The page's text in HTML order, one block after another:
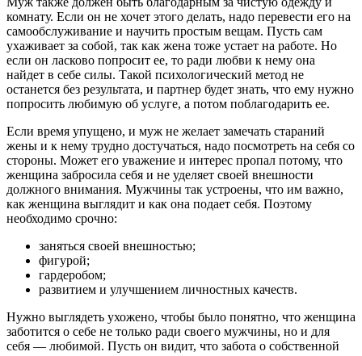
комнату. Если он не хочет этого делать, надо перевести его на
самообслуживание и научить простым вещам. Пусть сам
ухаживает за собой, так как жена тоже устает на работе. Но
если он ласково попросит ее, то ради любви к нему она
найдет в себе силы. Такой психологический метод не
останется без результата, и партнер будет знать, что ему нужно
попросить любимую об услуге, а потом поблагодарить ее.
Если время упущено, и муж не желает замечать стараний
жены и к нему трудно достучаться, надо посмотреть на себя со
стороны. Может его уважение и интерес пропал потому, что
женщина забросила себя и не уделяет своей внешности
должного внимания. Мужчины так устроены, что им важно,
как женщина выглядит и как она подает себя. Поэтому
необходимо срочно:
заняться своей внешностью;
фигурой;
гардеробом;
развитием и улучшением личностных качеств.
Нужно выглядеть ухожено, чтобы было понятно, что женщина
заботится о себе не только ради своего мужчины, но и для
себя — любимой. Пусть он видит, что забота о собственной